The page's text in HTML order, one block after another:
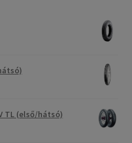
TL (első/hátsó)